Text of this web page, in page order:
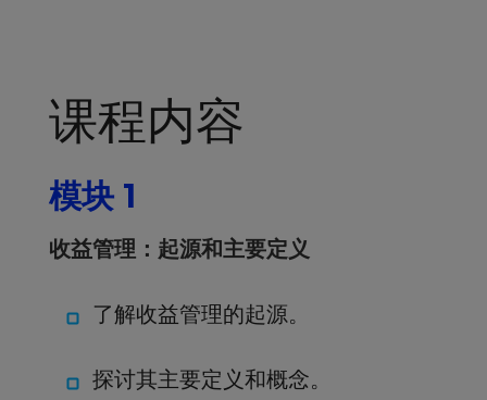
课程内容
模块 1
收益管理：起源和主要定义
了解收益管理的起源。
探讨其主要定义和概念。